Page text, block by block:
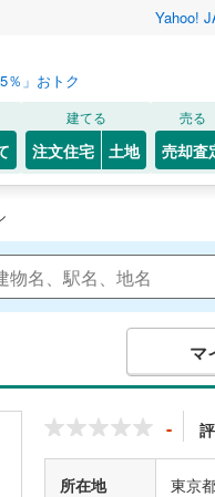
Yahoo!
％」おトク
建てる
注文住宅 土地
売る
売却査
カタログ
マ
-
所在地 東京